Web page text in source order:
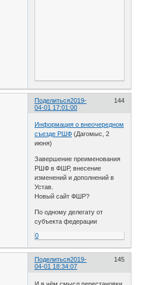
Поделиться 144
2019-
04-01 17:01:00
Информация о внеочередном
съезде РШФ (Дагомыс, 2
июня)
Завершение преименования
РШФ в ФШР, внесение
изменений и дополнений в
Устав.
Новый сайт ФШР?
По одному делегату от
субъекта федерации
0
Поделиться 145
2019-
04-01 18:34:07